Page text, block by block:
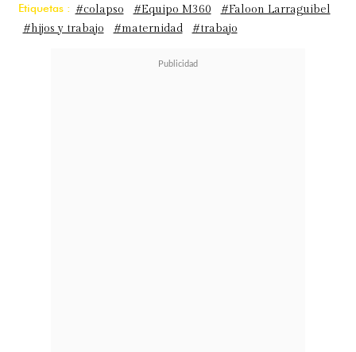
Etiquetas : #colapso #Equipo M360
#Faloon Larraguibel
#hijos y trabajo
#maternidad #trabajo